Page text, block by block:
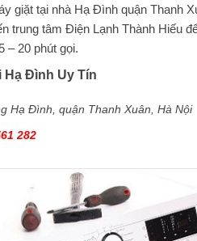
giặt tại nhà Hạ Đình quận Thanh
trung tâm Điện Lạnh Thành Hiếu
– 20 phút gọi.
Hạ Đình Uy Tín
Hạ Đình, quận Thanh Xuân, Hà Nội
282